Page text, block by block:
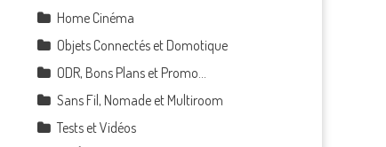
Home Cinéma
Objets Connectés et Domotique
ODR, Bons Plans et Promo…
Sans Fil, Nomade et Multiroom
Tests et Vidéos